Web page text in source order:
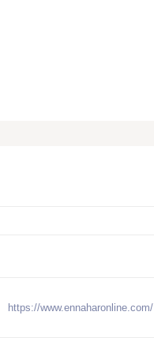
https://www.ennaharonline.com/